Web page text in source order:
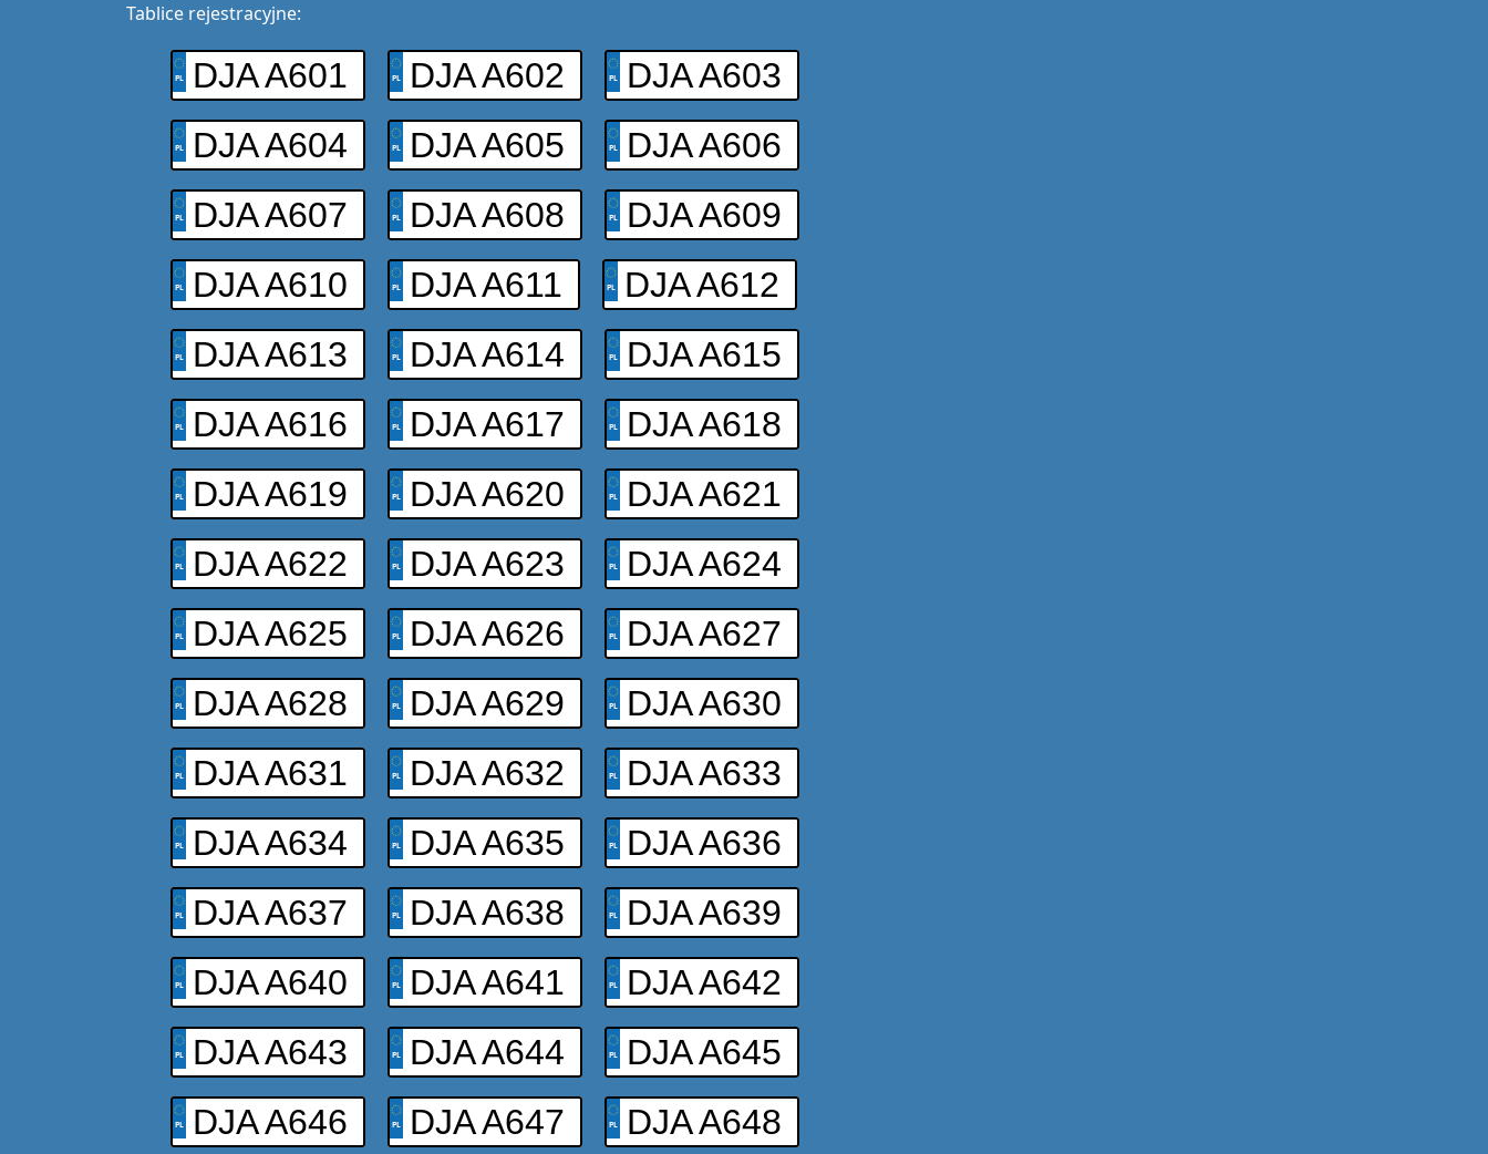
Tablice rejestracyjne:
DJA A601 DJA A602
DJA A603
DJA A604
DJA A605
DJA A606
DJA A607
DJA A608
DJA A609
DJA A610
DJA A611
DJA A612
DJA A613
DJA A614
DJA A615
DJA A616
DJA A617
DJA A618
DJA A619
DJA A620
DJA A621
DJA A622
DJA A623
DJA A624
DJA A625
DJA A626
DJA A627
DJA A628
DJA A629
DJA A630
DJA A631
DJA A632
DJA A633
DJA A634
DJA A635
DJA A636
DJA A637
DJA A638
DJA A639
DJA A640
DJA A641
DJA A642
DJA A643
DJA A644
DJA A645
DJA A646
DJA A647
DJA A648